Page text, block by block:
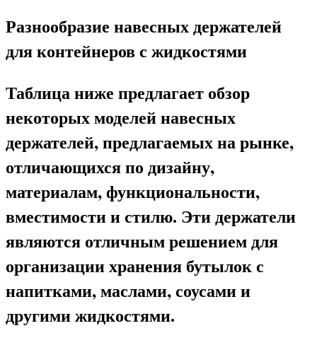
Разнообразие навесных держателей
для контейнеров с жидкостями
Таблица ниже предлагает обзор
некоторых моделей навесных
держателей, предлагаемых на рынке,
отличающихся по дизайну,
материалам, функциональности,
вместимости и стилю. Эти держатели
являются отличным решением для
организации хранения бутылок с
напитками, маслами, соусами и
другими жидкостями.